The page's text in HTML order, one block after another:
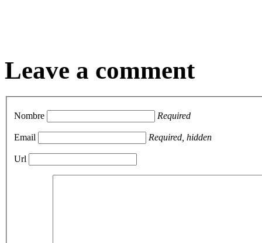
Leave a comment
Nombre Required
Email Required, hidden
Url